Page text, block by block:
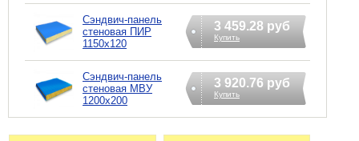
Сэндвич-панель
стеновая ПИР
1150x120
3 459.28 руб
Купить
Сэндвич-панель
стеновая МВУ
1200x200
3 920.76 руб
Купить